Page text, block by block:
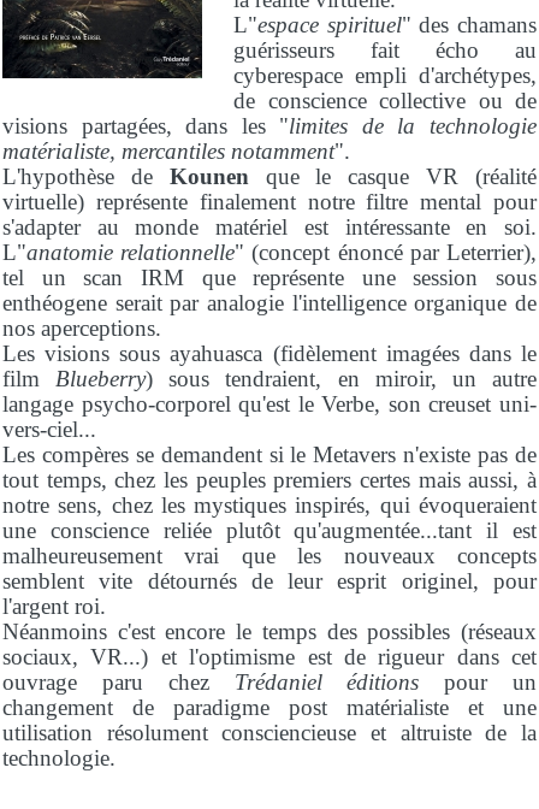
L"espace spirituel" des chamans
guérisseurs fait écho au
cyberespace empli d'archétypes,
de conscience collective ou de
visions partagées, dans les "limites de la technologie
matérialiste, mercantiles notamment".
L'hypothèse deKounen que le casque VR (réalité
virtuelle) représente finalement notre filtre mental pour
s'adapter au monde matériel est intéressante en soi.
L"anatomie relationnelle" (concept énoncé par Leterrier),
tel un scan IRM que représente une session sous
enthéogene serait par analogie l'intelligence organique de
nos aperceptions.
Les visions sous ayahuasca (fidèlement imagées dans le
film Blueberry) sous tendraient, en miroir, un autre
langage psycho-corporel qu'est le Verbe, son creuset uni-
vers-ciel...
Les compères se demandent si le Metavers n'existe pas de
tout temps, chez les peuples premiers certes mais aussi, à
notre sens, chez les mystiques inspirés, qui évoqueraient
une conscience reliée plutôt qu'augmentée...tant il est
malheureusement vrai que les nouveaux concepts
semblent vite détournés de leur esprit originel, pour
l'argent roi.
Néanmoins c'est encore le temps des possibles (réseaux
sociaux, VR...) et l'optimisme est de rigueur dans cet
ouvrage paru chezTrédaniel éditions pour un
changement de paradigme post matérialiste et une
utilisation résolument consciencieuse et altruiste de la
technologie.